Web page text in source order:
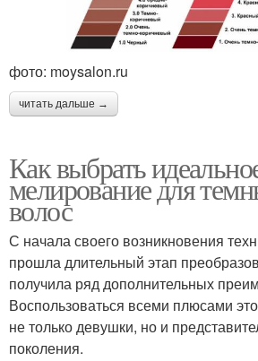
фото: moysalon.ru
читать дальше →
Как выбрать
мелирование для
волос
С начала своего возникновения
прошла длительный этап
получила ряд дополнительных
Воспользоваться всеми плюсами
не только девушки, но и
поколения.